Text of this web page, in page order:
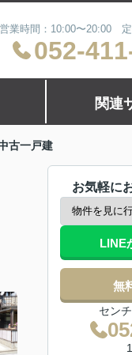
営業時間：10:00〜20:00 定
052-
関連
古一戸建
お気軽に
LINE
無
セン